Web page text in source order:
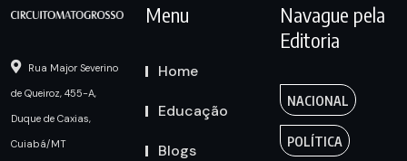
Rua Major Severino
de Queiroz, 455-A,
Duque de Caxias,
Cuiabá/MT
Menu
Home
Educação
Blogs
Navague pela
Editoria
NACIONAL
POLÍTICA